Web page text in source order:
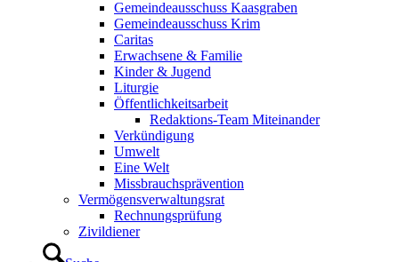
Gemeindeausschuss Kaasgraben
Gemeindeausschuss Krim
Caritas
Erwachsene & Familie
Kinder & Jugend
Liturgie
Öffentlichkeitsarbeit
Redaktions-Team Miteinander
Verkündigung
Umwelt
Eine Welt
Missbrauchsprävention
Vermögensverwaltungsrat
Rechnungsprüfung
Zivildiener